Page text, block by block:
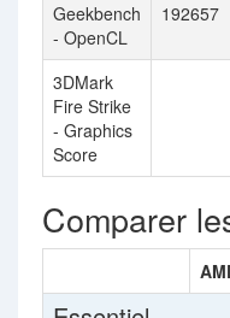
Geekbench
- OpenCL
192657
3DMark
Fire Strike
- Graphics
Score
Comparer